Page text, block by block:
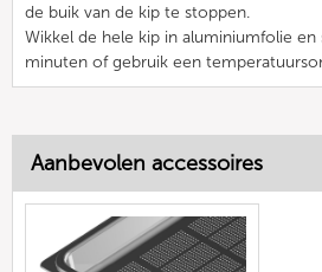
de buik van de kip te stoppen.
Wikkel de hele kip in aluminiumfolie
minuten of gebruik een
Aanbevolen accessoires